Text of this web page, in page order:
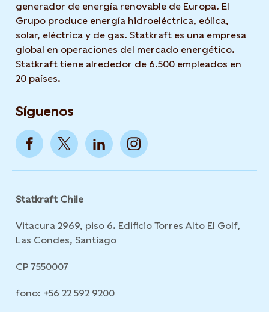
generador de energía renovable de Europa. El
Grupo produce energía hidroeléctrica, eólica,
solar, eléctrica y de gas. Statkraft es una empresa
global en operaciones del mercado energético.
Statkraft tiene alrededor de 6.500 empleados en
20 países.
Síguenos
Statkraft Chile
Vitacura 2969, piso 6. Edificio Torres Alto El Golf,
Las Condes, Santiago
CP 7550007
fono: +56 22 592 9200